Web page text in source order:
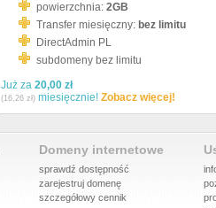
powierzchnia: 2GB
Transfer miesięczny: bez limitu
DirectAdmin PL
subdomeny bez limitu
Już za 20,00 zł
(16,26 zł) miesięcznie! Zobacz więcej!
Domeny internetowe
sprawdź dostępność
zarejestruj domenę
szczegółowy cennik